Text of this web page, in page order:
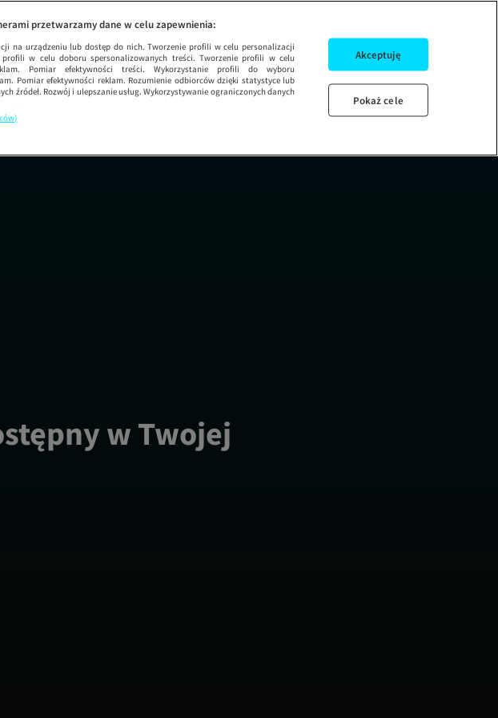
w Twojej
przetwarzamy dane w celu zapewnienia:
na urządzeniu lub dostęp do nich. Tworzenie profili w celu personalizacji
profili w celu doboru spersonalizowanych treści. Tworzenie profili w celu
Pomiar efektywności treści. Wykorzystanie profili do wyboru
Pomiar efektywności reklam. Rozumienie odbiorców dzięki statystyce lub
źródeł. Rozwój i ulepszanie usług. Wykorzystywanie ograniczonych danych
Akceptuję
Pokaż cele